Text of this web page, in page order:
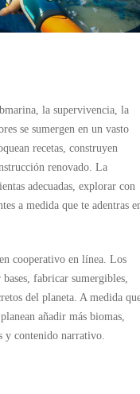
la supervivencia, la
se sumergen en un vasto
recetas, construyen
renovado. La
adecuadas, explorar con
a medida que te adentras
cooperativo en línea. Los
fabricar sumergibles,
del planeta. A medida
añadir más biomas,
y contenido narrativo.